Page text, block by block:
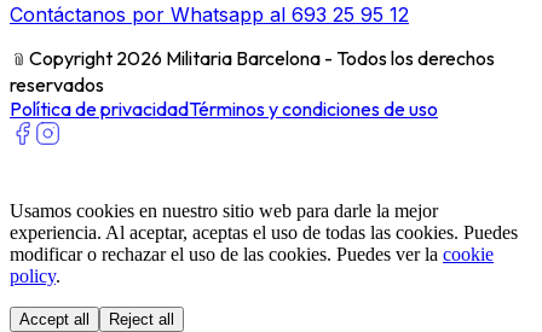
Contáctanos por Whatsapp al 693 25 95 12
﹫ Copyright 2026 Militaria Barcelona - Todos los derechos
reservados
Política de privacidadTérminos y condiciones de uso
Usamos cookies en nuestro sitio web para darle la mejor
experiencia. Al aceptar, aceptas el uso de todas las cookies. Puedes
modificar o rechazar el uso de las cookies. Puedes ver la cookie
policy.
Accept all Reject all